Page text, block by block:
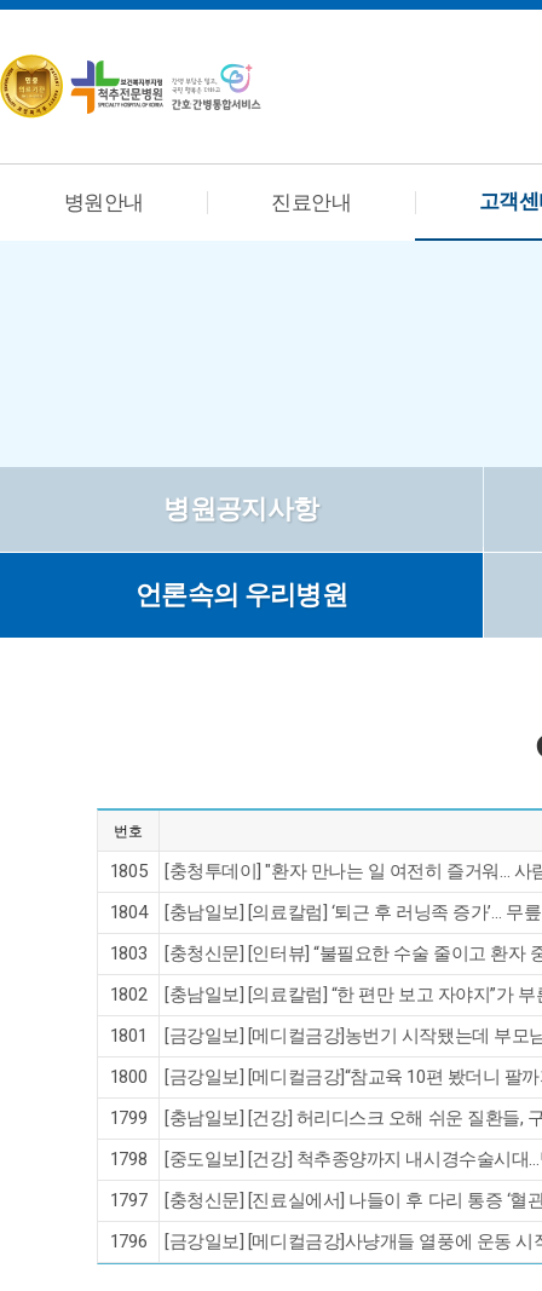
병원안내 진료안내 고객
병원공지사항
언론속의 우리병원
번호
1805
[충청투데이] "환자 만나는 일 여전히 즐거워… 사
1804
[충남일보] [의료칼럼] ‘퇴근 후 러닝족 증가’… 무
1803
[충청신문] [인터뷰] “불필요한 수술 줄이고 환자
1802
[충남일보] [의료칼럼] “한 편만 보고 자야지”가
1801
[금강일보] [메디컬금강]농번기 시작됐는데 부모
1800
[금강일보] [메디컬금강]“참교육 10편 봤더니 팔
1799
[충남일보] [건강] 허리디스크 오해 쉬운 질환들,
1798
[중도일보] [건강] 척추종양까지 내시경수술시대
1797
[충청신문] [진료실에서] 나들이 후 다리 통증 ‘혈
1796
[금강일보] [메디컬금강]사냥개들 열풍에 운동